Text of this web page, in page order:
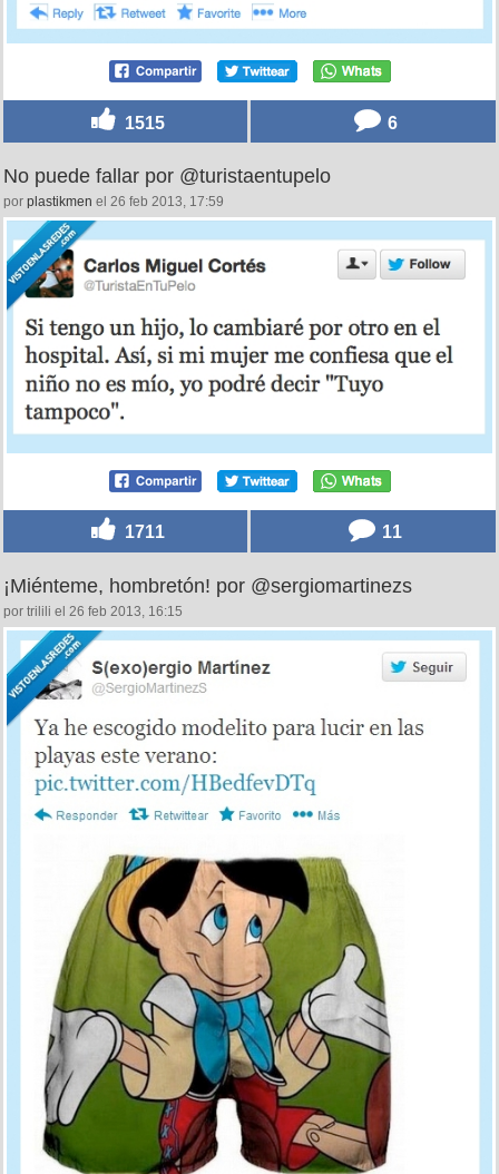
1515
No puede fallar por @turistaentupelo
plastikmen el 26 feb 2013, 17:59
1711
¡Miénteme, hombretón! por @sergiomartinezs
por trilili el 26 feb 2013, 16:15